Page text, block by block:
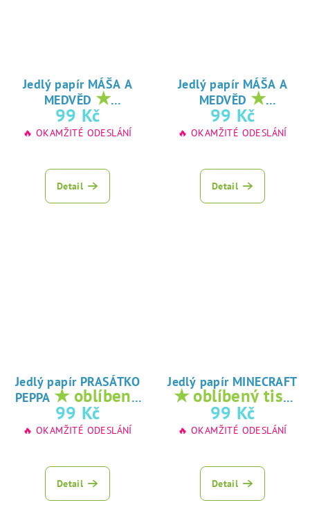
Jedlý papír MÁŠA A
MEDVĚD ★
oblíbený tisk na
jedlý papír
99 Kč
🔥 OKAMŽITÉ ODESLÁNÍ
Detail
Jedlý papír MÁŠA A
MEDVĚD ★
oblíbený tisk na
jedlý papír
99 Kč
🔥 OKAMŽITÉ ODESLÁNÍ
Detail
Jedlý papír PRASÁTKO
PEPPA ★ oblíbený
tisk na jedlý
papír
99 Kč
🔥 OKAMŽITÉ ODESLÁNÍ
Detail
Jedlý papír MINECRAFT
★ oblíbený tisk
na jedlý papír
99 Kč
🔥 OKAMŽITÉ ODESLÁNÍ
Detail